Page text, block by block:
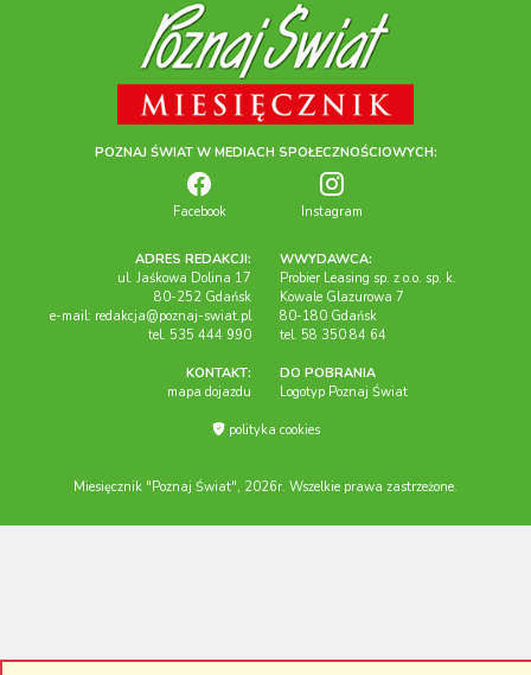
POZNAJ ŚWIAT W MEDIACH SPOŁECZNOŚCIOWYCH:
Facebook Instagram
ADRES REDAKCJI:
ul. Jaśkowa Dolina 17
80-252 Gdańsk
e-mail: redakcja@poznaj-swiat.pl
tel. 535 444 990
KONTAKT:
mapa dojazdu
WWYDAWCA:
Probier Leasing sp. z o.o. sp. k.
Kowale Glazurowa 7
80-180 Gdańsk
tel. 58 350 84 64
DO POBRANIA
Logotyp Poznaj Świat
polityka cookies
Miesięcznik "Poznaj Świat", 2026r. Wszelkie prawa zastrzeżone.